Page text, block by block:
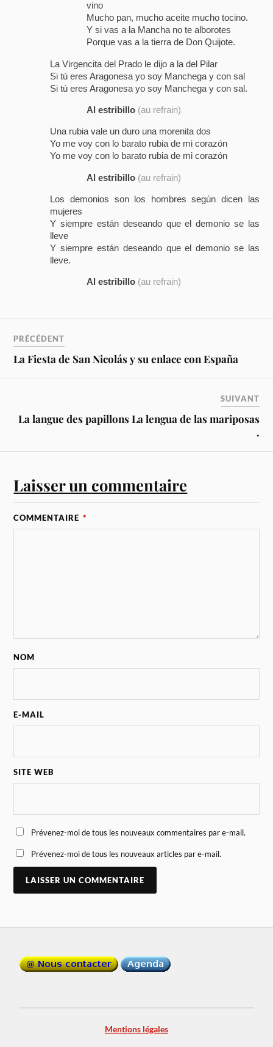
vino
Mucho pan, mucho aceite mucho tocino.
Y si vas a la Mancha no te alborotes
Porque vas a la tierra de Don Quijote.
La Virgencita del Prado le dijo a la del Pilar
Si tú eres Aragonesa yo soy Manchega y con sal
Si tú eres Aragonesa yo soy Manchega y con sal.
Al estribillo (au refrain)
Una rubia vale un duro una morenita dos
Yo me voy con lo barato rubia de mi corazón
Yo me voy con lo barato rubia de mi corazón
Al estribillo (au refrain)
Los demonios son los hombres según dicen las
mujeres
Y siempre están deseando que el demonio se las
lleve
Y siempre están deseando que el demonio se las
lleve.
Al estribillo (au refrain)
PRÉCÉDENT
La Fiesta de San Nicolás y su enlace con España
SUIVANT
La langue des papillons La lengua de las mariposas
.
Laisser un commentaire
COMMENTAIRE *
NOM
E-MAIL
SITE WEB
Prévenez-moi de tous les nouveaux commentaires par e-mail.
Prévenez-moi de tous les nouveaux articles par e-mail.
Mentions légales